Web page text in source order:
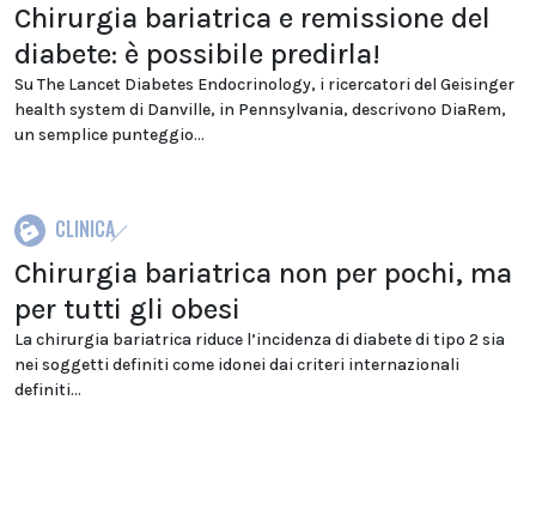
Chirurgia bariatrica e remissione del
diabete: è possibile predirla!
Su The Lancet Diabetes Endocrinology, i ricercatori del Geisinger
health system di Danville, in Pennsylvania, descrivono DiaRem,
un semplice punteggio...
CLINICA
Chirurgia bariatrica non per pochi, ma
per tutti gli obesi
La chirurgia bariatrica riduce l’incidenza di diabete di tipo 2 sia
nei soggetti definiti come idonei dai criteri internazionali
definiti...